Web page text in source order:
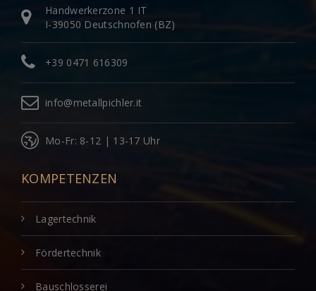
Handwerkerzone 1 IT
I-39050 Deutschnofen (BZ)
+39 0471 616309
info@metallpichler.it
Mo-Fr: 8-12 | 13-17 Uhr
KOMPETENZEN
Lagertechnik
Fördertechnik
Bauschlosserei